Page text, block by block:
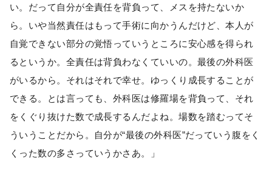
い。だって自分が全責任を背負って、メスを持たないか
ら。いや当然責任はもって手術に向かうんだけど、本人が
自覚できない部分の覚悟っていうところに安心感を得られ
るというか。全責任は背負わなくていいの。最後の外科医
がいるから。それはそれで幸せ。ゆっくり成長することが
できる。とは言っても、外科医は修羅場を背負って、それ
をくぐり抜けた数で成長するんだよね。場数を踏むってそ
ういうことだから。自分が“最後の外科医”だっていう腹をく
くった数の多さっていうかさあ。」